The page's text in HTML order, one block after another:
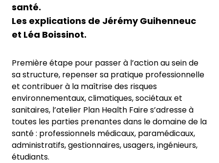
santé.
Les explications de Jérémy Guihenneuc
et Léa Boissinot.
Première étape pour passer à l’action au sein de
sa structure, repenser sa pratique professionnelle
et contribuer à la maîtrise des risques
environnementaux, climatiques, sociétaux et
sanitaires, l’atelier Plan Health Faire s’adresse à
toutes les parties prenantes dans le domaine de la
santé : professionnels médicaux, paramédicaux,
administratifs, gestionnaires, usagers, ingénieurs,
étudiants.